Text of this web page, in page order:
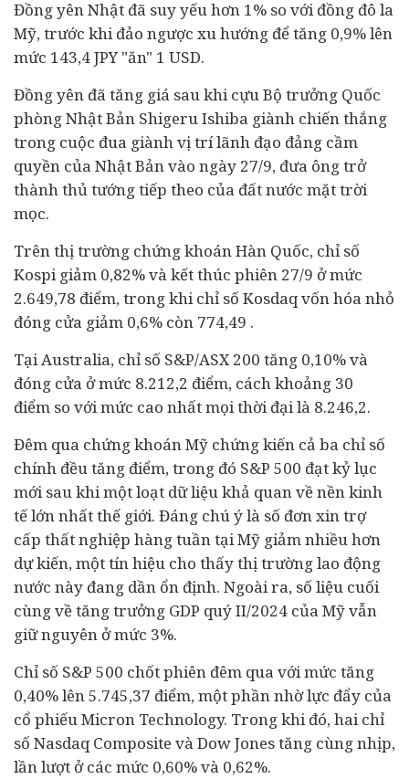
Đồng yên Nhật đã suy yếu hơn 1% so với đồng đô la
Mỹ, trước khi đảo ngược xu hướng để tăng 0,9% lên
mức 143,4 JPY "ăn" 1 USD.
Đồng yên đã tăng giá sau khi cựu Bộ trưởng Quốc
phòng Nhật Bản Shigeru Ishiba giành chiến thắng
trong cuộc đua giành vị trí lãnh đạo đảng cầm
quyền của Nhật Bản vào ngày 27/9, đưa ông trở
thành thủ tướng tiếp theo của đất nước mặt trời
mọc.
Trên thị trường chứng khoán Hàn Quốc, chỉ số
Kospi giảm 0,82% và kết thúc phiên 27/9 ở mức
2.649,78 điểm, trong khi chỉ số Kosdaq vốn hóa nhỏ
đóng cửa giảm 0,6% còn 774,49 .
Tại Australia, chỉ số S&P/ASX 200 tăng 0,10% và
đóng cửa ở mức 8.212,2 điểm, cách khoảng 30
điểm so với mức cao nhất mọi thời đại là 8.246,2.
Đêm qua chứng khoán Mỹ chứng kiến cả ba chỉ số
chính đều tăng điểm, trong đó S&P 500 đạt kỷ lục
mới sau khi một loạt dữ liệu khả quan về nền kinh
tế lớn nhất thế giới. Đáng chú ý là số đơn xin trợ
cấp thất nghiệp hàng tuần tại Mỹ giảm nhiều hơn
dự kiến, một tín hiệu cho thấy thị trường lao động
nước này đang dần ổn định. Ngoài ra, số liệu cuối
cùng về tăng trưởng GDP quý II/2024 của Mỹ vẫn
giữ nguyên ở mức 3%.
Chỉ số S&P 500 chốt phiên đêm qua với mức tăng
0,40% lên 5.745,37 điểm, một phần nhờ lực đẩy của
cổ phiếu Micron Technology. Trong khi đó, hai chỉ
số Nasdaq Composite và Dow Jones tăng cùng nhịp,
lần lượt ở các mức 0,60% và 0,62%.